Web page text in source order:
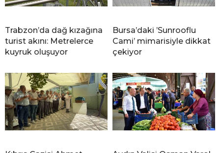
Trabzon’da dağ kızağına
turist akını: Metrelerce
kuyruk oluşuyor
Bursa’daki ’Sunrooflu
Cami’ mimarisiyle dikkat
çekiyor